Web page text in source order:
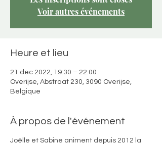
Voir autres événements
Heure et lieu
21 dec 2022, 19:30 – 22:00
Overijse, Abstraat 230, 3090 Overijse,
Belgique
À propos de l'événement
Joëlle et Sabine animent depuis 2012 la